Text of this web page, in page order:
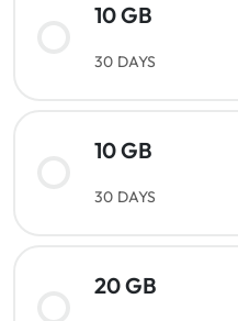
10 GB
30 DAYS
10 GB
30 DAYS
20 GB